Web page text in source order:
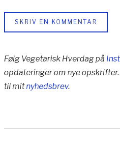
SKRIV EN KOMMENTAR
Følg Vegetarisk Hverdag på
opdateringer om nye
til mitnyhedsbrev.